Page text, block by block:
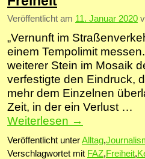
Veröffentlicht am 11. Januar 2020
„Vernunft im
einem Tempolimit
weiterer Stein im Mosaik
verfestigte den Eindruck,
mehr dem Einzelnen
Zeit, in der ein Verlust …
Weiterlesen →
Veröffentlicht unterAlltag,
Verschlagwortet mit FAZ,Freiheit,